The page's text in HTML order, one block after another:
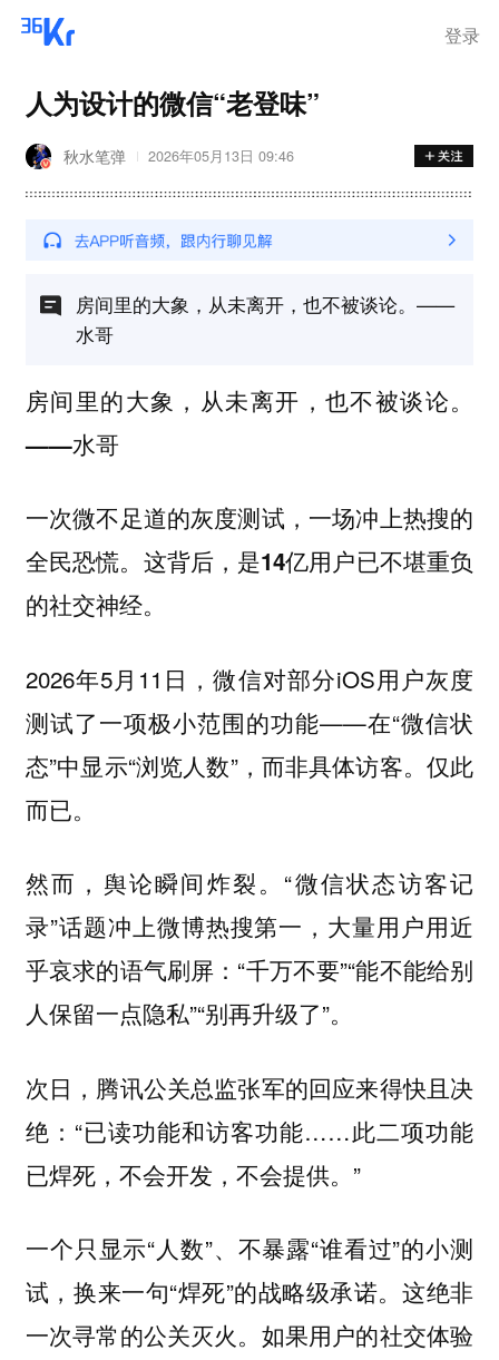
登录
人为设计的微信“老登味”
秋水笔弹 2026年05月13日 09:46
房间里的大象，从未离开，也不被谈论。——
水哥
房间里的大象，从未离开，也不被谈论。
——水哥
一次微不足道的灰度测试，一场冲上热搜的
全民恐慌。这背后，是14亿用户已不堪重负
的社交神经。
2026年5月11日，微信对部分iOS用户灰度
测试了一项极小范围的功能——在“微信状
态”中显示“浏览人数”，而非具体访客。仅此
而已。
然而，舆论瞬间炸裂。“微信状态访客记
录”话题冲上微博热搜第一，大量用户用近
乎哀求的语气刷屏：“千万不要”“能不能给别
人保留一点隐私”“别再升级了”。
次日，腾讯公关总监张军的回应来得快且决
绝：“已读功能和访客功能……此二项功能
已焊死，不会开发，不会提供。”
一个只显示“人数”、不暴露“谁看过”的小测
试，换来一句“焊死”的战略级承诺。这绝非
一次寻常的公关灭火。如果用户的社交体验